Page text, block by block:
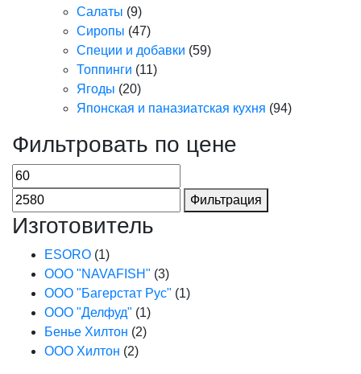
Салаты (9)
Сиропы (47)
Специи и добавки (59)
Топпинги (11)
Ягоды (20)
Японская и паназиатская кухня (94)
Фильтровать по цене
Фильтрация
Изготовитель
ESORO (1)
ООО "NAVAFISH" (3)
ООО "Багерстат Рус" (1)
ООО "Делфуд" (1)
Бенье Хилтон (2)
ООО Хилтон (2)